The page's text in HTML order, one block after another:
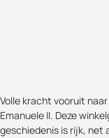
Volle kracht vooruit
Emanuele II. Deze
geschiedenis is rijk, net